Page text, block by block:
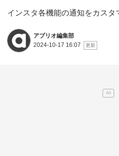
インスタ各機能の通知をカスタ
アプリオ編集部
2024-10-17 16:07